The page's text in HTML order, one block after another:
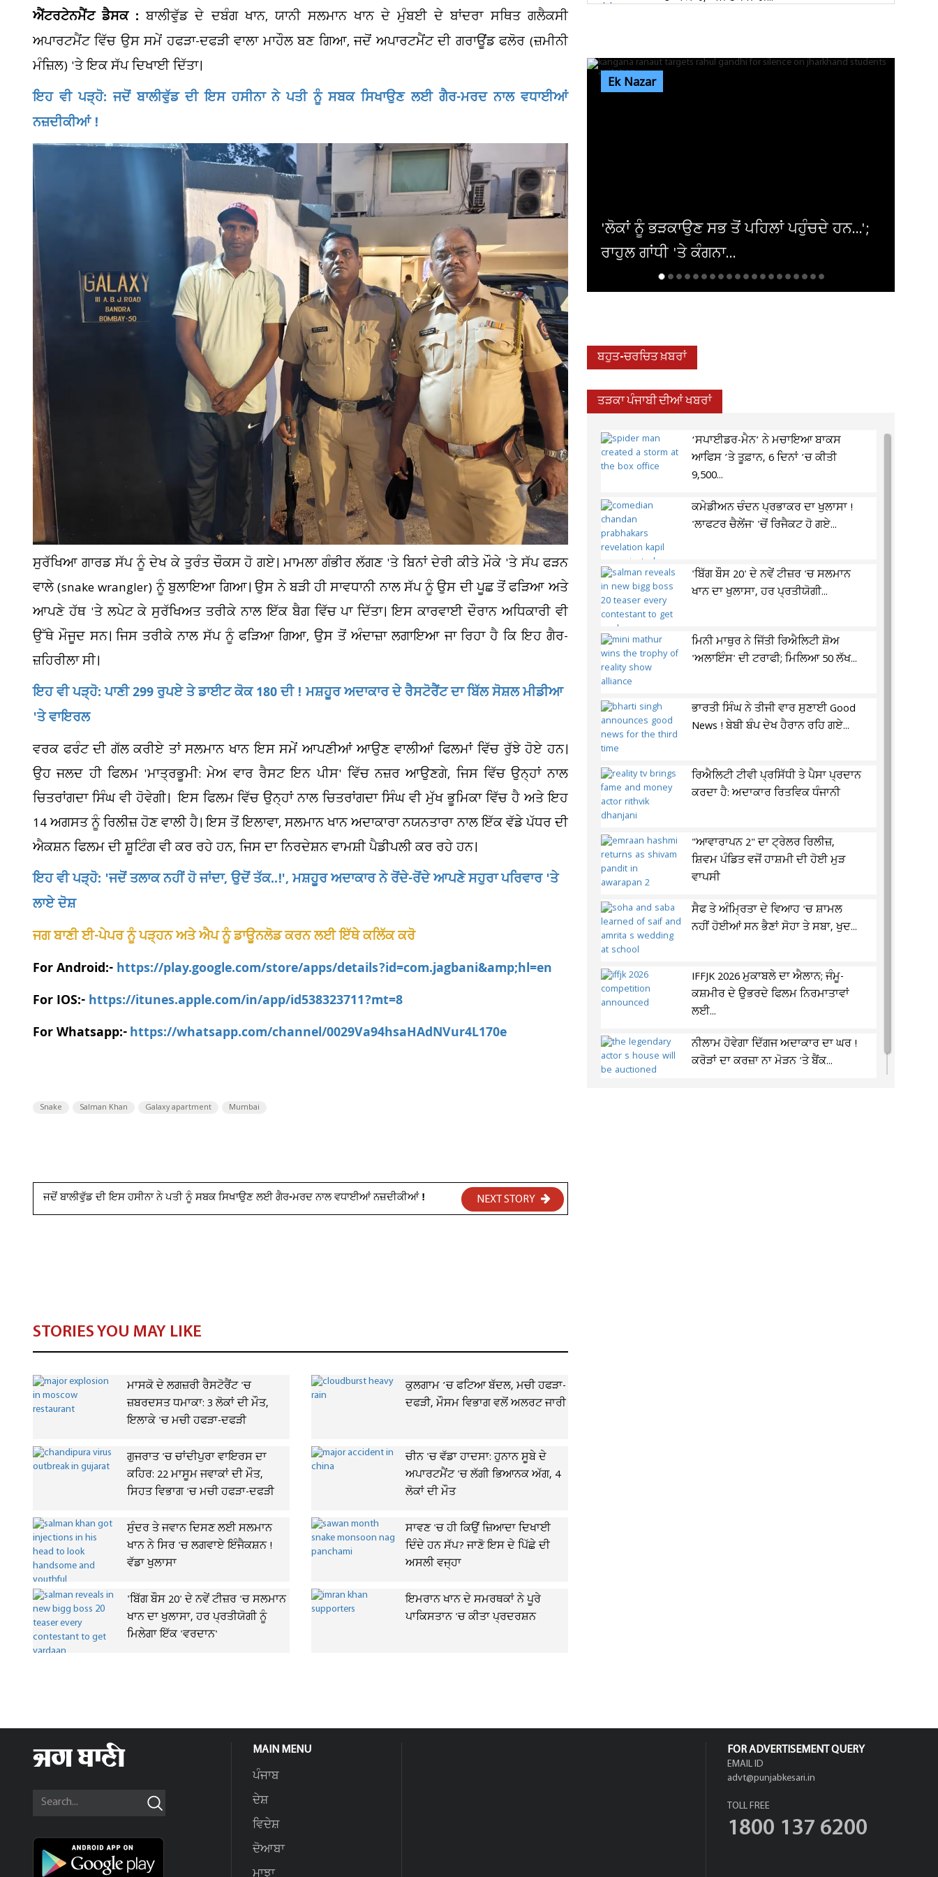
ਐਂਟਰਟੇਨਮੈਂਟ ਡੈਸਕ :ਬਾਲੀਵੁੱਡ ਦੇ ਦਬੰਗ ਖਾਨ, ਯਾਨੀ ਸਲਮਾਨ ਖਾਨ ਦੇ ਮੁੰਬਈ ਦੇ ਬਾਂਦਰਾ ਸਥਿਤ ਗਲੈਕਸੀ
ਅਪਾਰਟਮੈਂਟ ਵਿੱਚ ਉਸ ਸਮੇਂ ਹਫੜਾ-ਦਫੜੀ ਵਾਲਾ ਮਾਹੌਲ ਬਣ ਗਿਆ, ਜਦੋਂ ਅਪਾਰਟਮੈਂਟ ਦੀ ਗਰਾਊਂਡ ਫਲੋਰ (ਜ਼ਮੀਨੀ
ਮੰਜ਼ਿਲ) 'ਤੇ ਇਕ ਸੱਪ ਦਿਖਾਈ ਦਿੱਤਾ।
ਇਹ ਵੀ ਪੜ੍ਹੋ: ਜਦੋਂ ਬਾਲੀਵੁੱਡ ਦੀ ਇਸ ਹਸੀਨਾ ਨੇ ਪਤੀ ਨੂੰ ਸਬਕ ਸਿਖਾਉਣ ਲਈ ਗੈਰ-ਮਰਦ ਨਾਲ ਵਧਾਈਆਂ
ਨਜ਼ਦੀਕੀਆਂ !
ਸੁਰੱਖਿਆ ਗਾਰਡ ਸੱਪ ਨੂੰ ਦੇਖ ਕੇ ਤੁਰੰਤ ਚੌਕਸ ਹੋ ਗਏ। ਮਾਮਲਾ ਗੰਭੀਰ ਲੱਗਣ 'ਤੇ ਬਿਨਾਂ ਦੇਰੀ ਕੀਤੇ ਮੌਕੇ 'ਤੇ ਸੱਪ ਫੜਨ
ਵਾਲੇ (snake wrangler) ਨੂੰ ਬੁਲਾਇਆ ਗਿਆ। ਉਸ ਨੇ ਬੜੀ ਹੀ ਸਾਵਧਾਨੀ ਨਾਲ ਸੱਪ ਨੂੰ ਉਸ ਦੀ ਪੂਛ ਤੋਂ ਫੜਿਆ ਅਤੇ
ਆਪਣੇ ਹੱਥ 'ਤੇ ਲਪੇਟ ਕੇ ਸੁਰੱਖਿਅਤ ਤਰੀਕੇ ਨਾਲ ਇੱਕ ਬੈਗ ਵਿੱਚ ਪਾ ਦਿੱਤਾ। ਇਸ ਕਾਰਵਾਈ ਦੌਰਾਨ ਅਧਿਕਾਰੀ ਵੀ
ਉੱਥੇ ਮੌਜੂਦ ਸਨ। ਜਿਸ ਤਰੀਕੇ ਨਾਲ ਸੱਪ ਨੂੰ ਫੜਿਆ ਗਿਆ, ਉਸ ਤੋਂ ਅੰਦਾਜ਼ਾ ਲਗਾਇਆ ਜਾ ਰਿਹਾ ਹੈ ਕਿ ਇਹ ਗੈਰ-
ਜ਼ਹਿਰੀਲਾ ਸੀ।
ਇਹ ਵੀ ਪੜ੍ਹੋ: ਪਾਣੀ 299 ਰੁਪਏ ਤੇ ਡਾਈਟ ਕੋਕ 180 ਦੀ ! ਮਸ਼ਹੂਰ ਅਦਾਕਾਰ ਦੇ ਰੈਸਟੋਰੈਂਟ ਦਾ ਬਿੱਲ ਸੋਸ਼ਲ ਮੀਡੀਆ
'ਤੇ ਵਾਇਰਲ
ਵਰਕ ਫਰੰਟ ਦੀ ਗੱਲ ਕਰੀਏ ਤਾਂ ਸਲਮਾਨ ਖਾਨ ਇਸ ਸਮੇਂ ਆਪਣੀਆਂ ਆਉਣ ਵਾਲੀਆਂ ਫਿਲਮਾਂ ਵਿੱਚ ਰੁੱਝੇ ਹੋਏ ਹਨ।
ਉਹ ਜਲਦ ਹੀ ਫਿਲਮ 'ਮਾਤ੍ਰਭੂਮੀ: ਮੇਅ ਵਾਰ ਰੈਸਟ ਇਨ ਪੀਸ' ਵਿੱਚ ਨਜ਼ਰ ਆਉਣਗੇ, ਜਿਸ ਵਿੱਚ ਉਨ੍ਹਾਂ ਨਾਲ
ਚਿਤਰਾਂਗਦਾ ਸਿੰਘ ਵੀ ਹੋਵੇਗੀ। ਇਸ ਫਿਲਮ ਵਿੱਚ ਉਨ੍ਹਾਂ ਨਾਲ ਚਿਤਰਾਂਗਦਾ ਸਿੰਘ ਵੀ ਮੁੱਖ ਭੂਮਿਕਾ ਵਿੱਚ ਹੈ ਅਤੇ ਇਹ
14 ਅਗਸਤ ਨੂੰ ਰਿਲੀਜ਼ ਹੋਣ ਵਾਲੀ ਹੈ। ਇਸ ਤੋਂ ਇਲਾਵਾ, ਸਲਮਾਨ ਖਾਨ ਅਦਾਕਾਰਾ ਨਯਨਤਾਰਾ ਨਾਲ ਇੱਕ ਵੱਡੇ ਪੱਧਰ ਦੀ
ਐਕਸ਼ਨ ਫਿਲਮ ਦੀ ਸ਼ੂਟਿੰਗ ਵੀ ਕਰ ਰਹੇ ਹਨ, ਜਿਸ ਦਾ ਨਿਰਦੇਸ਼ਨ ਵਾਮਸ਼ੀ ਪੈਡੀਪਲੀ ਕਰ ਰਹੇ ਹਨ।
ਇਹ ਵੀ ਪੜ੍ਹੋ: 'ਜਦੋਂ ਤਲਾਕ ਨਹੀਂ ਹੋ ਜਾਂਦਾ, ਉਦੋਂ ਤੱਕ..!', ਮਸ਼ਹੂਰ ਅਦਾਕਾਰ ਨੇ ਰੋਂਦੇ-ਰੋਂਦੇ ਆਪਣੇ ਸਹੁਰਾ ਪਰਿਵਾਰ 'ਤੇ
ਲਾਏ ਦੋਸ਼
ਜਗ ਬਾਣੀ ਈ-ਪੇਪਰ ਨੂੰ ਪੜ੍ਹਨ ਅਤੇ ਐਪ ਨੂੰ ਡਾਊਨਲੋਡ ਕਰਨ ਲਈ ਇੱਥੇ ਕਲਿੱਕ ਕਰੋ
For Android:-https://play.google.com/store/apps/details?id=com.jagbani&amp;hl=en
For IOS:-https://itunes.apple.com/in/app/id538323711?mt=8
For Whatsapp:-https://whatsapp.com/channel/0029Va94hsaHAdNVur4L170e
Snake Salman Khan Galaxy apartment Mumbai
ਜਦੋਂ ਬਾਲੀਵੁੱਡ ਦੀ ਇਸ ਹਸੀਨਾ ਨੇ ਪਤੀ ਨੂੰ ਸਬਕ ਸਿਖਾਉਣ ਲਈ ਗੈਰ-ਮਰਦ ਨਾਲ ਵਧਾਈਆਂ ਨਜ਼ਦੀਕੀਆਂ ! NEXT STORY
STORIES YOU MAY LIKE
ਮਾਸਕੋ ਦੇ ਲਗਜ਼ਰੀ ਰੈਸਟੋਰੈਂਟ 'ਚ
ਜ਼ਬਰਦਸਤ ਧਮਾਕਾ: 3 ਲੋਕਾਂ ਦੀ ਮੌਤ,
ਇਲਾਕੇ 'ਚ ਮਚੀ ਹਫੜਾ-ਦਫੜੀ
ਕੁਲਗਾਮ ’ਚ ਫਟਿਆ ਬੱਦਲ, ਮਚੀ ਹਫੜਾ-
ਦਫੜੀ, ਮੌਸਮ ਵਿਭਾਗ ਵਲੋਂ ਅਲਰਟ ਜਾਰੀ
ਗੁਜਰਾਤ 'ਚ ਚਾਂਦੀਪੁਰਾ ਵਾਇਰਸ ਦਾ
ਕਹਿਰ: 22 ਮਾਸੂਮ ਜਵਾਕਾਂ ਦੀ ਮੌਤ,
ਸਿਹਤ ਵਿਭਾਗ 'ਚ ਮਚੀ ਹਫੜਾ-ਦਫੜੀ
ਚੀਨ 'ਚ ਵੱਡਾ ਹਾਦਸਾ: ਹੁਨਾਨ ਸੂਬੇ ਦੇ
ਅਪਾਰਟਮੈਂਟ 'ਚ ਲੱਗੀ ਭਿਆਨਕ ਅੱਗ, 4
ਲੋਕਾਂ ਦੀ ਮੌਤ
ਸੁੰਦਰ ਤੇ ਜਵਾਨ ਦਿਸਣ ਲਈ ਸਲਮਾਨ
ਖਾਨ ਨੇ ਸਿਰ 'ਚ ਲਗਵਾਏ ਇੰਜੈਕਸ਼ਨ !
ਵੱਡਾ ਖੁਲਾਸਾ
ਸਾਵਣ 'ਚ ਹੀ ਕਿਉਂ ਜ਼ਿਆਦਾ ਦਿਖਾਈ
ਦਿੰਦੇ ਹਨ ਸੱਪ? ਜਾਣੋ ਇਸ ਦੇ ਪਿੱਛੇ ਦੀ
ਅਸਲੀ ਵਜ੍ਹਾ
'ਬਿੱਗ ਬੌਸ 20' ਦੇ ਨਵੇਂ ਟੀਜ਼ਰ 'ਚ ਸਲਮਾਨ
ਖਾਨ ਦਾ ਖੁਲਾਸਾ, ਹਰ ਪ੍ਰਤੀਯੋਗੀ ਨੂੰ
ਮਿਲੇਗਾ ਇੱਕ 'ਵਰਦਾਨ'
ਇਮਰਾਨ ਖਾਨ ਦੇ ਸਮਰਥਕਾਂ ਨੇ ਪੂਰੇ
ਪਾਕਿਸਤਾਨ 'ਚ ਕੀਤਾ ਪ੍ਰਦਰਸ਼ਨ
Ek Nazar
ਬੋਸਟਨ 'ਚ ਭਾਰਤੀ-ਅਮਰੀਕੀ ਭਾਈਚਾਰਾ ਸ਼ਾਨਦਾਰ
ਢੰਗ ਨਾਲ ਮਨਾਏਗਾ ਆਜ਼ਾਦੀ ਦਿਵਸ
ਬਹੁਤ-ਚਰਚਿਤ ਖ਼ਬਰਾਂ
ਤੜਕਾ ਪੰਜਾਬੀ ਦੀਆਂ ਖਬਰਾਂ
‘ਸਪਾਈਡਰ-ਮੈਨ’ ਨੇ ਮਚਾਇਆ ਬਾਕਸ
ਆਫਿਸ ’ਤੇ ਤੂਫ਼ਾਨ, 6 ਦਿਨਾਂ ’ਚ ਕੀਤੀ
9,500...
ਕਮੇਡੀਅਨ ਚੰਦਨ ਪ੍ਰਭਾਕਰ ਦਾ ਖੁਲਾਸਾ !
'ਲਾਫਟਰ ਚੈਲੇਂਜ' 'ਚੋਂ ਰਿਜੈਕਟ ਹੋ ਗਏ...
'ਬਿੱਗ ਬੌਸ 20' ਦੇ ਨਵੇਂ ਟੀਜ਼ਰ 'ਚ ਸਲਮਾਨ
ਖਾਨ ਦਾ ਖੁਲਾਸਾ, ਹਰ ਪ੍ਰਤੀਯੋਗੀ...
ਮਿਨੀ ਮਾਥੁਰ ਨੇ ਜਿੱਤੀ ਰਿਐਲਿਟੀ ਸ਼ੋਅ
'ਅਲਾਇੰਸ' ਦੀ ਟਰਾਫੀ; ਮਿਲਿਆ 50 ਲੱਖ...
ਭਾਰਤੀ ਸਿੰਘ ਨੇ ਤੀਜੀ ਵਾਰ ਸੁਣਾਈ Good
News ! ਬੇਬੀ ਬੰਪ ਦੇਖ ਹੈਰਾਨ ਰਹਿ ਗਏ...
ਰਿਐਲਿਟੀ ਟੀਵੀ ਪ੍ਰਸਿੱਧੀ ਤੇ ਪੈਸਾ ਪ੍ਰਦਾਨ
ਕਰਦਾ ਹੈ: ਅਦਾਕਾਰ ਰਿਤਵਿਕ ਧੰਜਾਨੀ
"ਆਵਾਰਾਪਨ 2" ਦਾ ਟ੍ਰੇਲਰ ਰਿਲੀਜ਼,
ਸ਼ਿਵਮ ਪੰਡਿਤ ਵਜੋਂ ਹਾਸ਼ਮੀ ਦੀ ਹੋਈ ਮੁੜ
ਵਾਪਸੀ
ਸੈਫ ਤੇ ਅੰਮ੍ਰਿਤਾ ਦੇ ਵਿਆਹ 'ਚ ਸ਼ਾਮਲ
ਨਹੀਂ ਹੋਈਆਂ ਸਨ ਭੈਣਾਂ ਸੋਹਾ ਤੇ ਸਬਾ, ਖੁਦ...
IFFJK 2026 ਮੁਕਾਬਲੇ ਦਾ ਐਲਾਨ; ਜੰਮੂ-
ਕਸ਼ਮੀਰ ਦੇ ਉਭਰਦੇ ਫਿਲਮ ਨਿਰਮਾਤਾਵਾਂ
ਲਈ...
ਨੀਲਾਮ ਹੋਵੇਗਾ ਦਿੱਗਜ ਅਦਾਕਾਰ ਦਾ ਘਰ !
ਕਰੋੜਾਂ ਦਾ ਕਰਜ਼ਾ ਨਾ ਮੋੜਨ 'ਤੇ ਬੈਂਕ...
MAIN MENU
ਪੰਜਾਬ
ਦੇਸ਼
ਵਿਦੇਸ਼
ਦੋਆਬਾ
FOR ADVERTISEMENT QUERY
EMAIL ID
advt@punjabkesari.in
TOLL FREE
1800 137 6200